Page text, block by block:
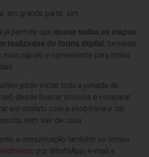
em grande parte, sim.
já permite que quase todas as etapas
realizadas de forma digital , tornando
rápido e conveniente para todas
pode iniciar toda a jornada de
desde buscar imóveis e comparar
em contato com a imobiliária e dar
sem sair de casa.
a comunicação também se tornou
por WhatsApp, e-mail e